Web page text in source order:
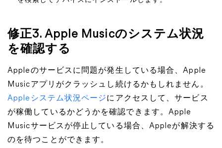
修正3. Apple Musicのシステム状況
を確認する
Appleのサービスに問題が発生している場合、Apple
Musicアプリがクラッシュし続けるかもしれません。
Appleシステム状況ページにアクセスして、サービス
が稼働しているかどうかを確認できます。Apple
Musicサービスが停止している場合、Appleが解決する
のを待つことができます。